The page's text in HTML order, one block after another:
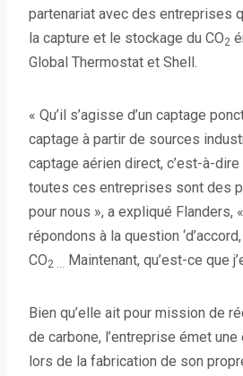
partenariat avec des entreprises
la capture et le stockage du CO2
Global Thermostat et Shell.
« Qu’il s’agisse d’un captage
captage à partir de sources
captage aérien direct, c’est-à-
toutes ces entreprises sont des
pour nous », a expliqué Flanders,
répondons à la question
CO2 … Maintenant, qu’est-ce que
Bien qu’elle ait pour mission de
de carbone, l’entreprise émet
lors de la fabrication de son